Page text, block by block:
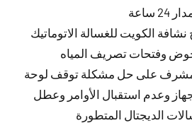
ساعة
الكويت للغسالة الاتوماتيك
وفتحات تصريف المياه
على حل مشكلة توقف لوحة
وعدم استقبال الأوامر وعطل
الديجتال المتطورة